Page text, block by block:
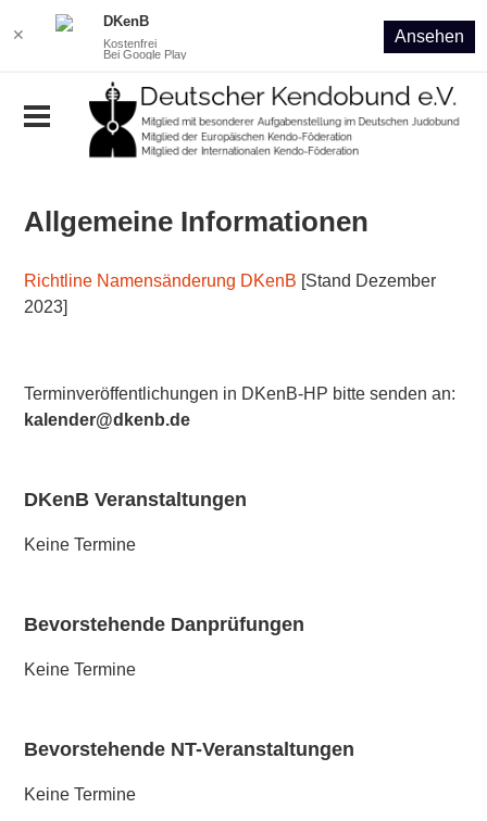
Allgemeine Informationen
Richtline Namensänderung DKenB [Stand Dezember
2023]
Terminveröffentlichungen in DKenB-HP bitte senden an:
kalender@dkenb.de
DKenB Veranstaltungen
Keine Termine
Bevorstehende Danprüfungen
Keine Termine
Bevorstehende NT-Veranstaltungen
Keine Termine
✕
DKenB
Kostenfrei
Bei Google Play
Ansehen